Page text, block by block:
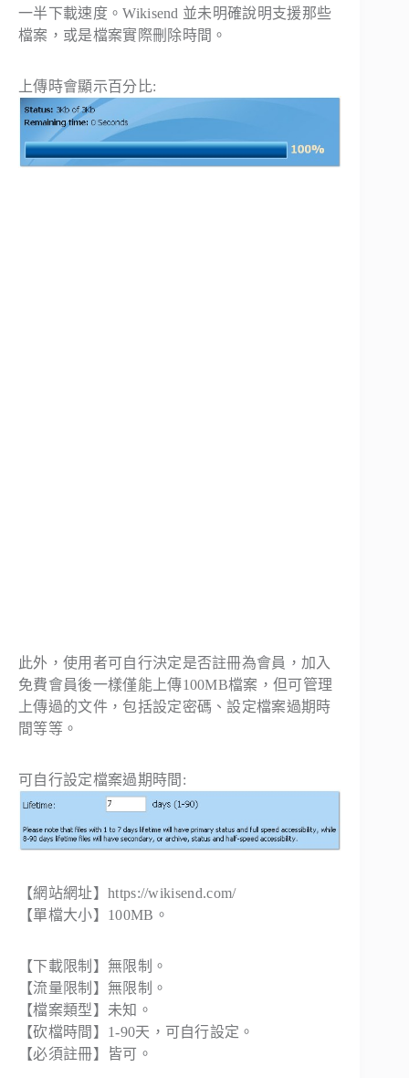
一半下載速度。Wikisend 並未明確說明支援那些
檔案，或是檔案實際刪除時間。
上傳時會顯示百分比:
此外，使用者可自行決定是否註冊為會員，加入
免費會員後一樣僅能上傳100MB檔案，但可管理
上傳過的文件，包括設定密碼、設定檔案過期時
間等等。
可自行設定檔案過期時間:
【網站網址】https://wikisend.com/
【單檔大小】100MB。
【下載限制】無限制。
【流量限制】無限制。
【檔案類型】未知。
【砍檔時間】1-90天，可自行設定。
【必須註冊】皆可。